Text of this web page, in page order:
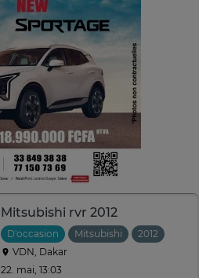
Mitsubishi rvr 2012
D'occasion Mitsubishi 2012
VDN, Dakar
22. mai, 13:03